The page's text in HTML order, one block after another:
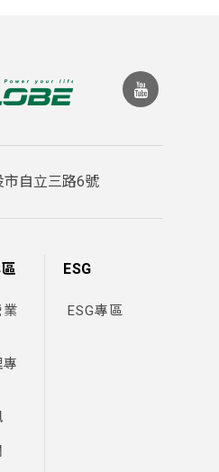
0.745
0.83
1.23
1.45
市自立三路6號
業
ESG
ESG專區